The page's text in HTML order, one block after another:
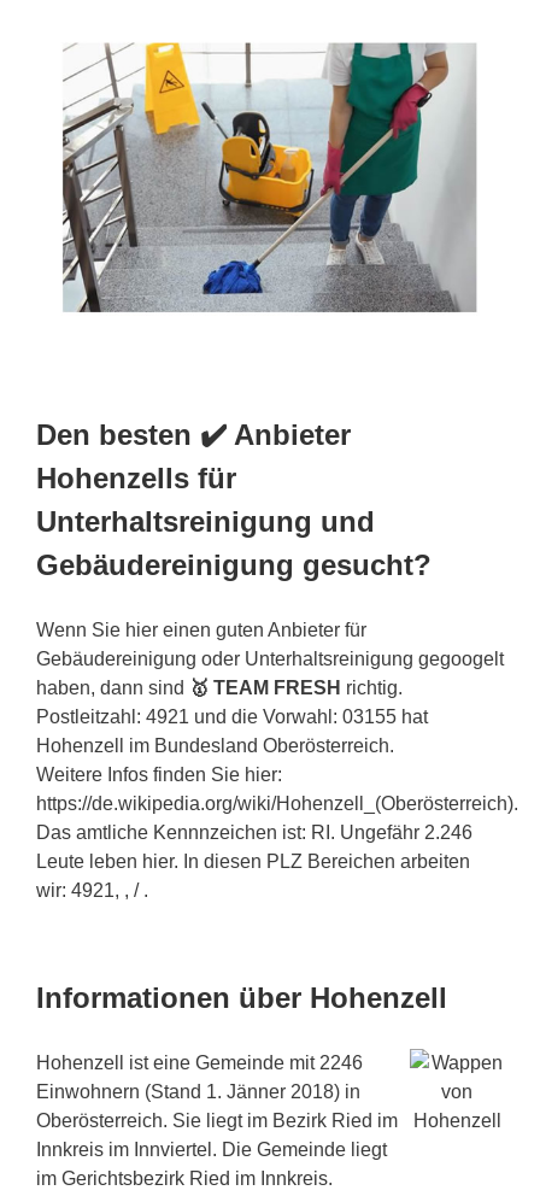
Den besten ✔️ Anbieter
Hohenzells für
Unterhaltsreinigung und
Gebäudereinigung gesucht?
Wenn Sie hier einen guten Anbieter für
Gebäudereinigung oder Unterhaltsreinigung gegoogelt
haben, dann sind 🥇 TEAM FRESH richtig.
Postleitzahl: 4921 und die Vorwahl: 03155 hat
Hohenzell im Bundesland Oberösterreich.
Weitere Infos finden Sie hier:
https://de.wikipedia.org/wiki/Hohenzell_(Oberösterreich).
Das amtliche Kennnzeichen ist: RI. Ungefähr 2.246
Leute leben hier. In diesen PLZ Bereichen arbeiten
wir: 4921, , / .
Informationen über Hohenzell
Hohenzell ist eine Gemeinde mit 2246
Einwohnern (Stand 1. Jänner 2018) in
Oberösterreich. Sie liegt im Bezirk Ried im
Innkreis im Innviertel. Die Gemeinde liegt
im Gerichtsbezirk Ried im Innkreis.